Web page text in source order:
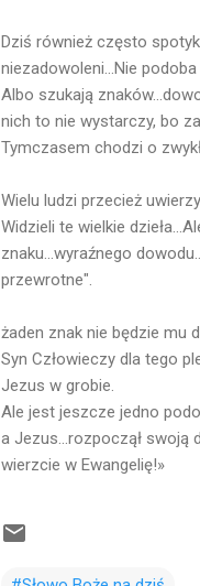
Dziś również często
niezadowoleni...Nie
Albo szukają
nich to nie wystarczy, bo
Tymczasem chodzi o
Wielu ludzi przecież
Widzieli te wielkie
znaku...wyraźnego
przewrotne".
żaden znak nie będzie mu
Syn Człowieczy dla tego
Jezus w grobie.
Ale jest jeszcze jedno
a Jezus...rozpoczął swoją
wierzcie w Ewangelię!»